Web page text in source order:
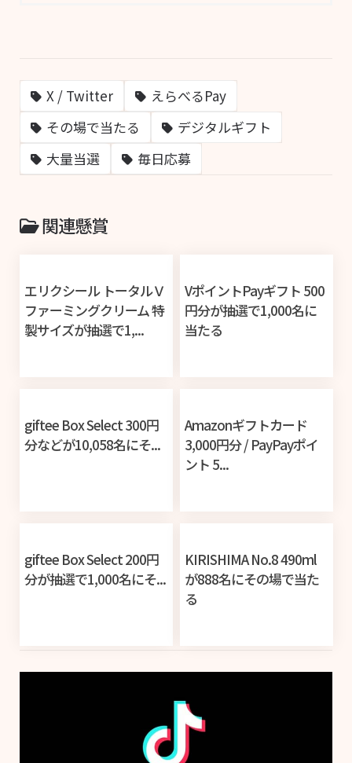
X / Twitter
えらべるPay
その場で当たる
デジタルギフト
大量当選
毎日応募
関連懸賞
エリクシール トータルＶ
ファーミングクリーム 特
製サイズが抽選で1,...
VポイントPayギフト 500
円分が抽選で1,000名に
当たる
giftee Box Select 300円
分などが10,058名にそ...
Amazonギフトカード
3,000円分 / PayPayポイ
ント 5...
giftee Box Select 200円
分が抽選で1,000名にそ...
KIRISHIMA No.8 490ml
が888名にその場で当た
る